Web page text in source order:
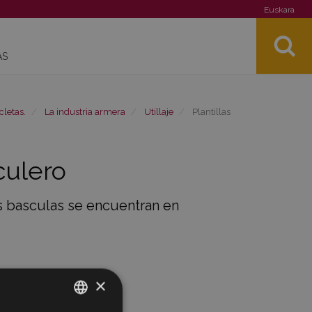
Euskara
La industria armera Utillaje
Plantillas
se encuentran en
×